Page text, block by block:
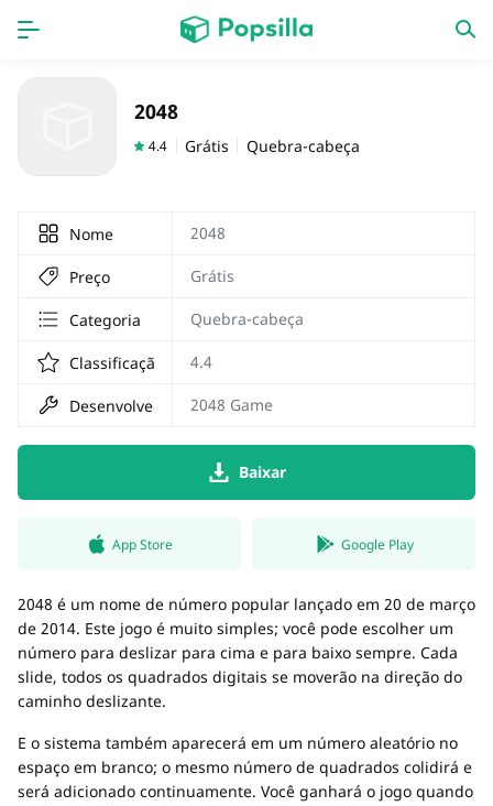
Nouveautés
2048
4.4 Grátis Quebra-cabeça
Nome 2048
Preço Grátis
Categoria Quebra-cabeça
Classificação 4.4
Desenvolvedor 2048 Game
Baixar
App Store Google Play
2048 é um nome de número popular lançado em 20 de março
de 2014. Este jogo é muito simples; você pode escolher um
número para deslizar para cima e para baixo sempre. Cada
slide, todos os quadrados digitais se moverão na direção do
caminho deslizante.
E o sistema também aparecerá em um número aleatório no
espaço em branco; o mesmo número de quadrados colidirá e
será adicionado continuamente. Você ganhará o jogo quando